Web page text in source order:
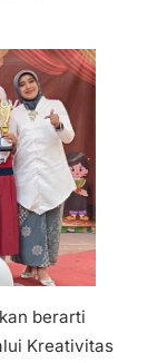
berarti
Kreativitas